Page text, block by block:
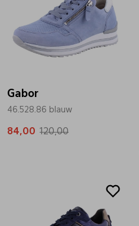
Gabor
46.528.86 blauw
84,00 120,00